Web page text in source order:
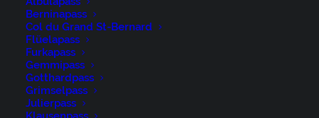
Berninapass
Col du Grand St-Bernard
Flüelapass
Furkapass
Gemmipass
Gotthardpass
Grimselpass
Julierpass